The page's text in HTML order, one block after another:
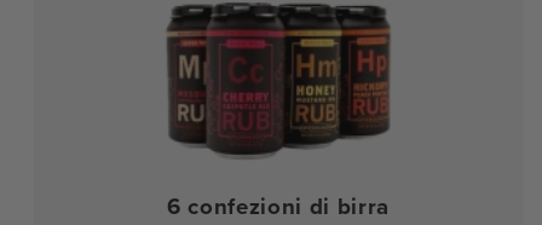
6 confezioni di birra